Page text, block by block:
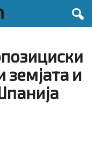
земјата и